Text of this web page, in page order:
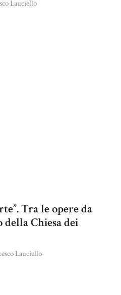
Lauciello
Tra le opere da
della Chiesa dei
Lauciello